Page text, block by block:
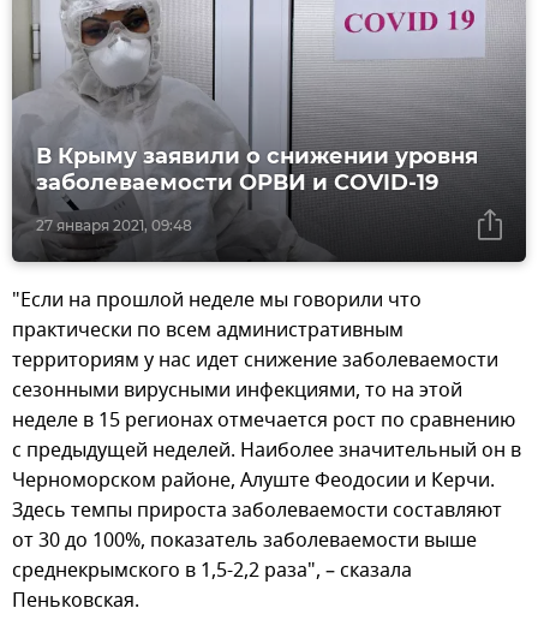
27 января 2021, 09:48
В Крыму заявили о снижении уровня
заболеваемости ОРВИ и COVID-19
"Если на прошлой неделе мы говорили что
практически по всем административным
территориям у нас идет снижение заболеваемости
сезонными вирусными инфекциями, то на этой
неделе в 15 регионах отмечается рост по сравнению
с предыдущей неделей. Наиболее значительный он в
Черноморском районе, Алуште Феодосии и Керчи.
Здесь темпы прироста заболеваемости составляют
от 30 до 100%, показатель заболеваемости выше
среднекрымского в 1,5-2,2 раза", – сказала
Пеньковская.